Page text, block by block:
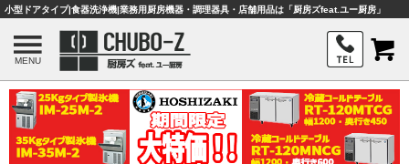
小型ドアタイプ|食器洗浄機|業務用厨房機器・調理器具・店舗用品は「厨房ズfeat.ユー厨房」
MENU